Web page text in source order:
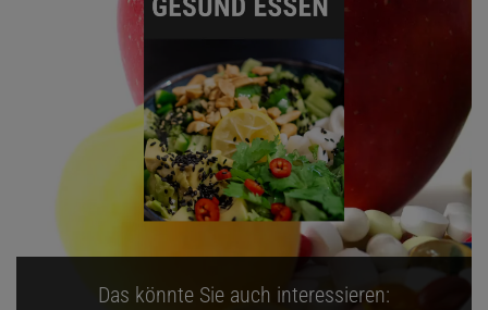
Das könnte Sie auch interessieren: